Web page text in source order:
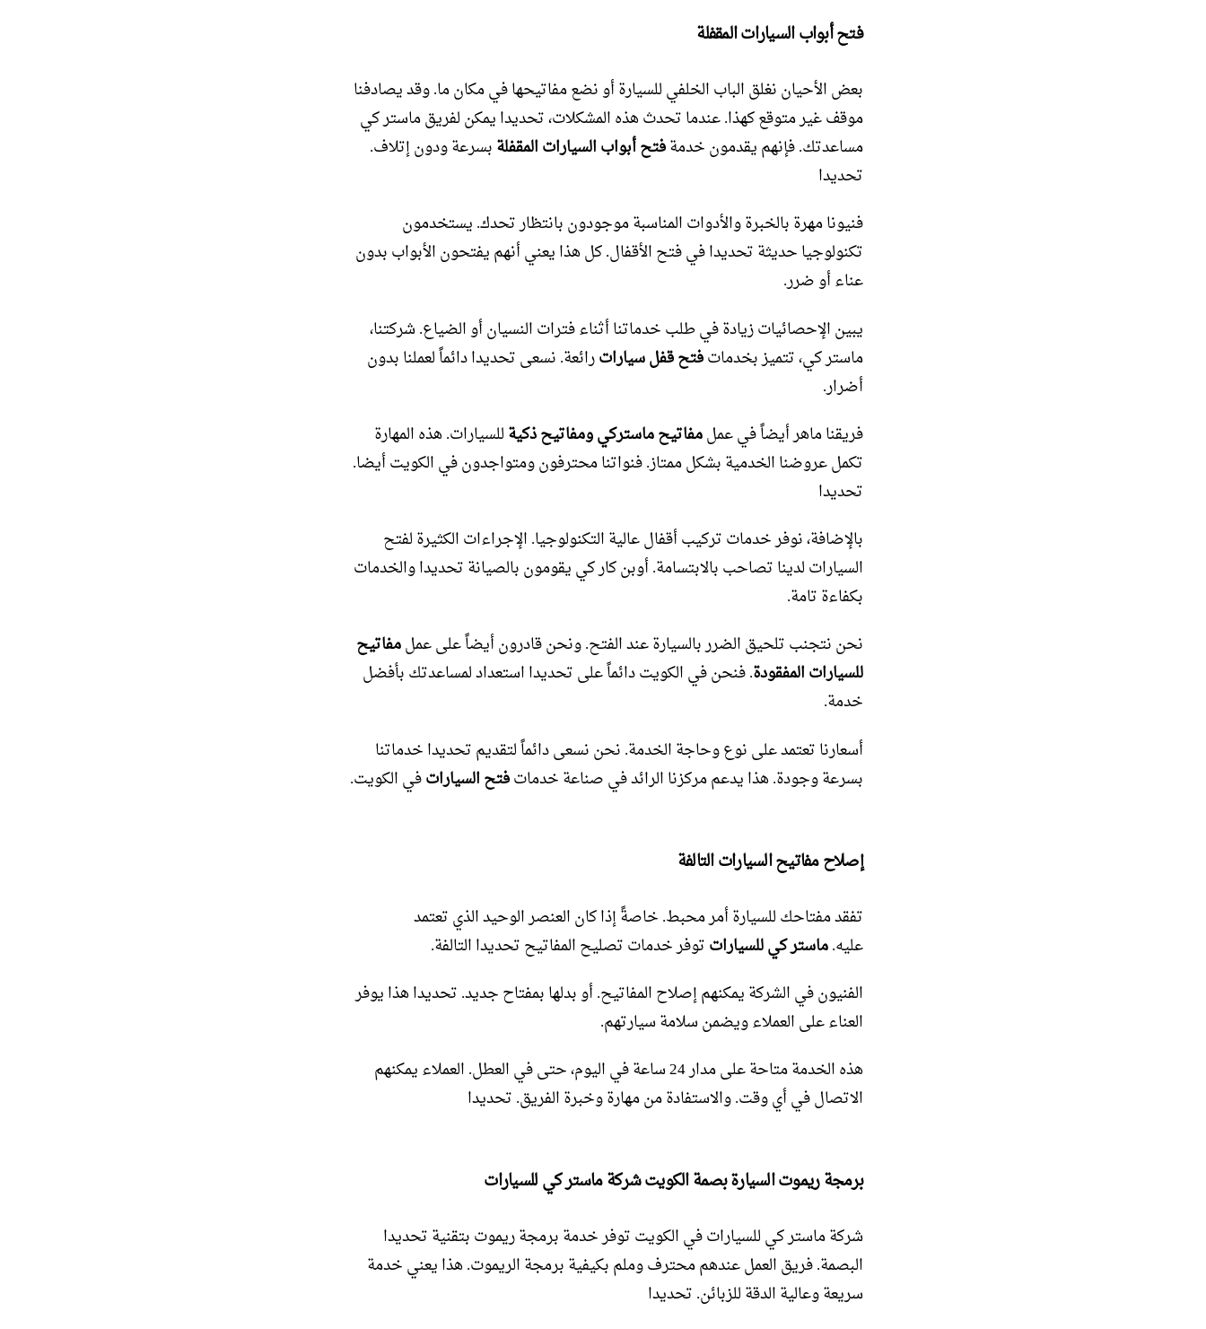
فتح أبواب السيارات المقفلة
بعض الأحيان نغلق الباب الخلفي للسيارة أو نضع مفاتيحها في مكان ما. وقد يصادفنا
موقف غير متوقع كهذا. عندما تحدث هذه المشكلات، تحديدا يمكن لفريق ماستر كي
مساعدتك. فإنهم يقدمون خدمةفتح أبواب السيارات المقفلةبسرعة ودون إتلاف.
تحديدا
فنيونا مهرة بالخبرة والأدوات المناسبة موجودون بانتظار تحدك. يستخدمون
تكنولوجيا حديثة تحديدا في فتح الأقفال. كل هذا يعني أنهم يفتحون الأبواب بدون
عناء أو ضرر.
يبين الإحصائيات زيادة في طلب خدماتنا أثناء فترات النسيان أو الضياع. شركتنا،
ماستر كي، تتميز بخدماتفتح قفل سياراترائعة. نسعى تحديدا دائماً لعملنا بدون
أضرار.
فريقنا ماهر أيضاً في عملمفاتيح ماستركي ومفاتيح ذكيةللسيارات. هذه المهارة
تكمل عروضنا الخدمية بشكل ممتاز. فنواتنا محترفون ومتواجدون في الكويت أيضا.
تحديدا
بالإضافة، نوفر خدمات تركيب أقفال عالية التكنولوجيا. الإجراءات الكثيرة لفتح
السيارات لدينا تصاحب بالابتسامة. أوبن كار كي يقومون بالصيانة تحديدا والخدمات
بكفاءة تامة.
نحن نتجنب تلحيق الضرر بالسيارة عند الفتح. ونحن قادرون أيضاً على عملمفاتيح
للسيارات المفقودة. فنحن في الكويت دائماً على تحديدا استعداد لمساعدتك بأفضل
خدمة.
أسعارنا تعتمد على نوع وحاجة الخدمة. نحن نسعى دائماً لتقديم تحديدا خدماتنا
بسرعة وجودة. هذا يدعم مركزنا الرائد في صناعة خدماتفتح السياراتفي الكويت.
إصلاح مفاتيح السيارات التالفة
تفقد مفتاحك للسيارة أمر محبط. خاصةً إذا كان العنصر الوحيد الذي تعتمد
عليه.ماستر كي للسياراتتوفر خدمات تصليح المفاتيح تحديدا التالفة.
الفنيون في الشركة يمكنهم إصلاح المفاتيح. أو بدلها بمفتاح جديد. تحديدا هذا يوفر
العناء على العملاء ويضمن سلامة سيارتهم.
هذه الخدمة متاحة على مدار 24 ساعة في اليوم، حتى في العطل. العملاء يمكنهم
الاتصال في أي وقت. والاستفادة من مهارة وخبرة الفريق. تحديدا
برمجة ريموت السيارة بصمة الكويت شركة ماستر كي للسيارات
شركة ماستر كي للسيارات في الكويت توفر خدمة برمجة ريموت بتقنية تحديدا
البصمة. فريق العمل عندهم محترف وملم بكيفية برمجة الريموت. هذا يعني خدمة
سريعة وعالية الدقة للزبائن. تحديدا